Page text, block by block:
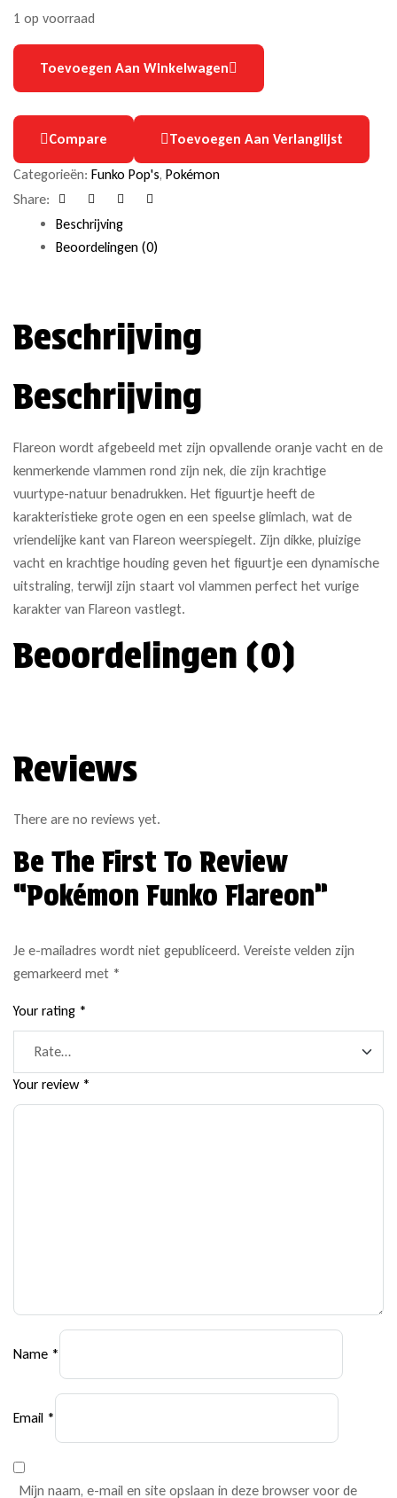
1 op voorraad
Toevoegen Aan Winkelwagen
Compare Toevoegen Aan Verlanglijst
Categorieën: Funko Pop's, Pokémon
Share:
Beschrijving
Beoordelingen (0)
Beschrijving
Beschrijving
Flareon wordt afgebeeld met zijn opvallende oranje vacht en de
kenmerkende vlammen rond zijn nek, die zijn krachtige
vuurtype-natuur benadrukken. Het figuurtje heeft de
karakteristieke grote ogen en een speelse glimlach, wat de
vriendelijke kant van Flareon weerspiegelt. Zijn dikke, pluizige
vacht en krachtige houding geven het figuurtje een dynamische
uitstraling, terwijl zijn staart vol vlammen perfect het vurige
karakter van Flareon vastlegt.
Beoordelingen (0)
Reviews
There are no reviews yet.
Be The First To Review
“Pokémon Funko Flareon”
Je e-mailadres wordt niet gepubliceerd. Vereiste velden zijn
gemarkeerd met *
Your rating *
Your review *
Name *
Email *
Mijn naam, e-mail en site opslaan in deze browser voor de